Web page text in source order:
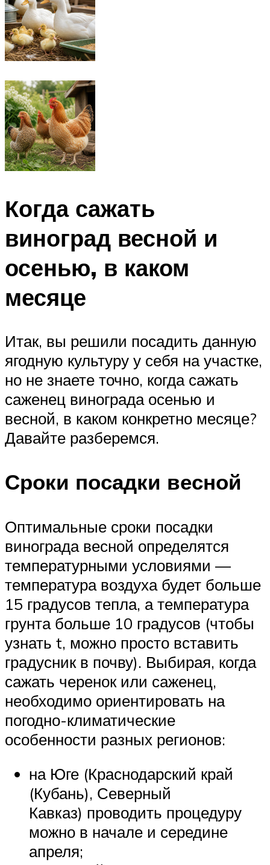
Когда сажать
виноград весной и
осенью, в каком
месяце
Итак, вы решили посадить данную
ягодную культуру у себя на участке,
но не знаете точно, когда сажать
саженец винограда осенью и
весной, в каком конкретно месяце?
Давайте разберемся.
Сроки посадки весной
Оптимальные сроки посадки
винограда весной определятся
температурными условиями —
температура воздуха будет больше
15 градусов тепла, а температура
грунта больше 10 градусов (чтобы
узнать t, можно просто вставить
градусник в почву). Выбирая, когда
сажать черенок или саженец,
необходимо ориентировать на
погодно-климатические
особенности разных регионов:
на Юге (Краснодарский край
(Кубань), Северный
Кавказ) проводить процедуру
можно в начале и середине
апреля;